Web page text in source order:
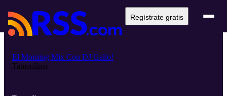
Regístrate gratis
El Morning Mix Con DJ Gallo!
Tamaulipas